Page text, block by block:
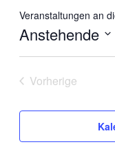
Veranstaltungen an
Anstehende
Vorherige